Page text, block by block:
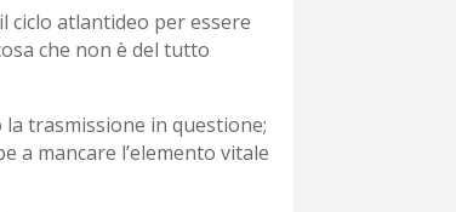
ciclo atlantideo per essere
che non è del tutto
la trasmissione in questione;
a mancare l’elemento vitale